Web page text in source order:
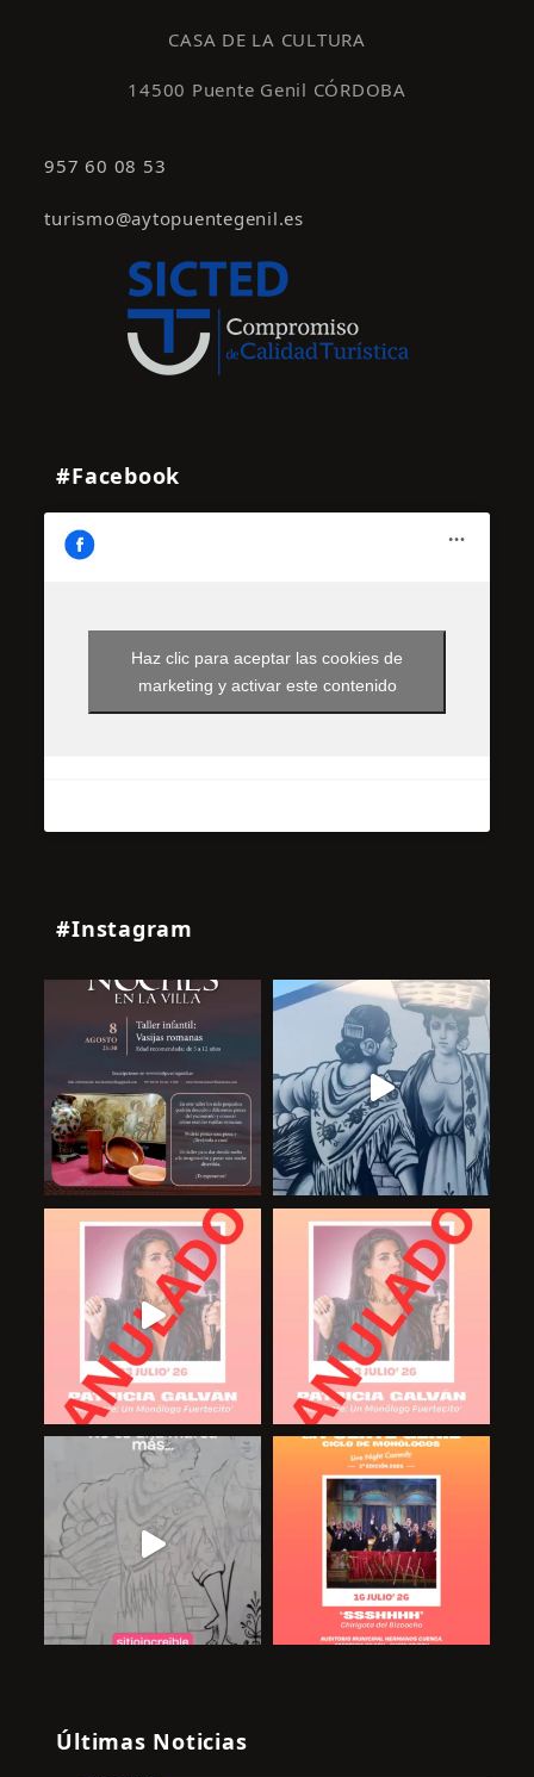
CASA DE LA CULTURA
14500 Puente Genil CÓRDOBA
957 60 08 53
turismo@aytopuentegenil.es
#Facebook
Haz clic para aceptar las cookies de
marketing y activar este contenido
#Instagram
Últimas Noticias